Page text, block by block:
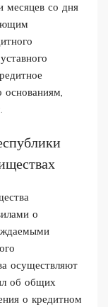
месяцев со дня
основаниям,
о
осуществляют
об общих
о кредитном